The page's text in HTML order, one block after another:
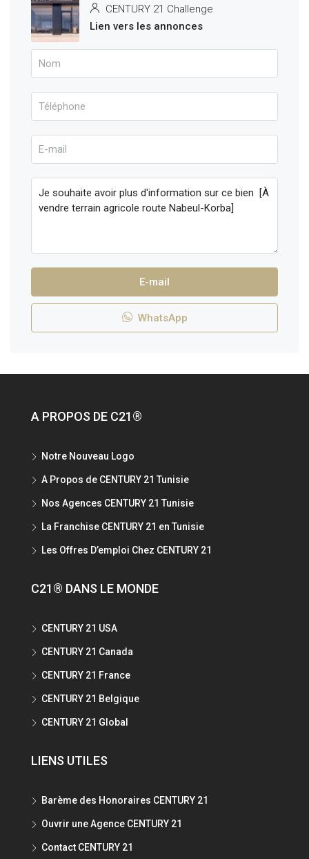
CENTURY 21 Challenge
Lien vers les annonces
E-mail
WhatsApp
A PROPOS DE C21®
Notre Nouveau Logo
A Propos de CENTURY 21 Tunisie
Nos Agences CENTURY 21 Tunisie
La Franchise CENTURY 21 en Tunisie
Les Offres D’emploi Chez CENTURY 21
C21® DANS LE MONDE
CENTURY 21 USA
CENTURY 21 Canada
CENTURY 21 France
CENTURY 21 Belgique
CENTURY 21 Global
LIENS UTILES
Barème des Honoraires CENTURY 21
Ouvrir une Agence CENTURY 21
Contact CENTURY 21